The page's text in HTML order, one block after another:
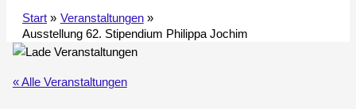
Start
Veranstaltungen
Ausstellung 62. Stipendium Philippa Jochim
« Alle Veranstaltungen